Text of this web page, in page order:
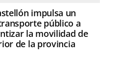
impulsa un
público a
la movilidad de
de la provincia